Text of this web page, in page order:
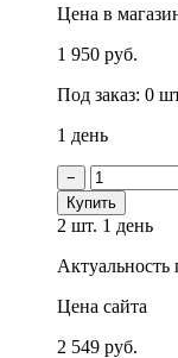
Цена в
1 950 руб.
Под заказ: 0
1 день
−
Купить
2 шт. 1 день
Цена сайта
2 549 руб.